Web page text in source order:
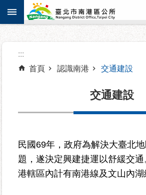
跳到主要內容區塊
進
階
搜
關
介
紹
:::
首頁
認識南港 交通建設
交通建設
民國69年，政府為解決大臺北
題，遂決定興建捷運以舒緩交
港轄區內計有南港線及文山內湖